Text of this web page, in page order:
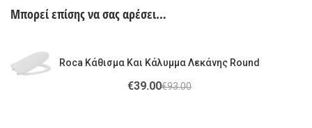
Μπορεί επίσης να σας αρέσει…
Roca Κάθισμα Και Κάλυμμα Λεκάνης Round
€93.00
€39.00